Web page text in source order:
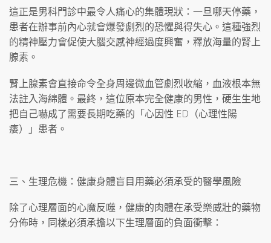
這正是男科門診中最令人痛心的集體現狀：一旦哪天停藥，
患者在辦事前內心就會爆發劇烈的恐懼與得失心。這種強烈
的精神壓力會促使大腦交感神經過度興奮，釋放海量的腎上
腺素。
腎上腺素會直接命令全身周邊微血管劇烈收縮，血液根本無
法註入海綿體。最終，這位原本完全健康的男性，硬生生地
把自己嚇成了需要長期吃藥的「心因性 ED（心理性陽
痿）」患者。
三、生理危機：健康身體盲目用藥必須承受的醫學風險
除了心理層面的心魔反噬，健康的肉體在承受樂威壯的藥物
分佈時，同樣必須承擔以下生理層面的負面衝擊：